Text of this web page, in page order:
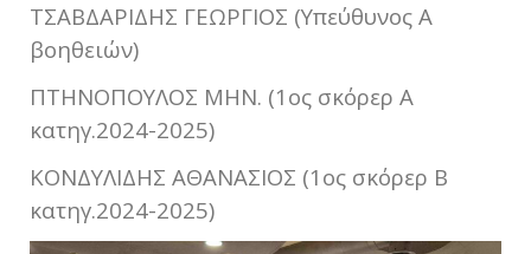
ΤΣΑΒΔΑΡΙΔΗΣ ΓΕΩΡΓΙΟΣ (Υπεύθυνος Α
βοηθειών)
ΠΤΗΝΟΠΟΥΛΟΣ ΜΗΝ. (1ος σκόρερ Α
κατηγ.2024-2025)
ΚΟΝΔΥΛΙΔΗΣ ΑΘΑΝΑΣΙΟΣ (1ος σκόρερ Β
κατηγ.2024-2025)